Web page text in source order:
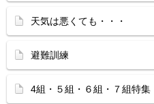
天気は悪くても・・・
避難訓練
4組・５組・６組・７組特集